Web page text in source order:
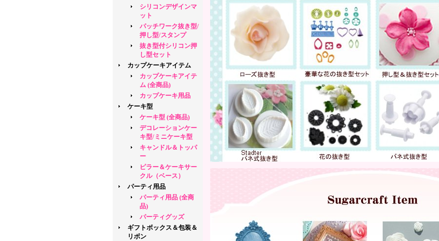
シリコンデザインマ
ット
パッチワーク抜き型/
押し型/スタンプ
抜き型付シリコン押
し型セット
カップケーキアイテム
カップケーキアイテ
ム (全商品)
カップケーキ用品
ケーキ型
ケーキ型 (全商品)
デコレーションケー
キ型/ミニケーキ型
キャンドル＆トッパ
ー
ピラー＆ケーキサー
クル（ベース）
パーティ用品
パーティ用品 (全商
品)
パーティグッズ
ギフトボックス＆包装＆
リボン